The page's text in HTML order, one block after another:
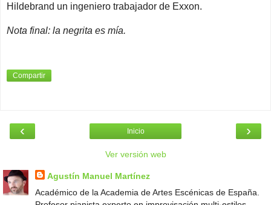
Hildebrand un ingeniero trabajador de Exxon.
Nota final: la negrita es mía.
Compartir
‹ ›
Inicio
Ver versión web
Agustín Manuel Martínez
Académico de la Academia de Artes Escénicas de España.